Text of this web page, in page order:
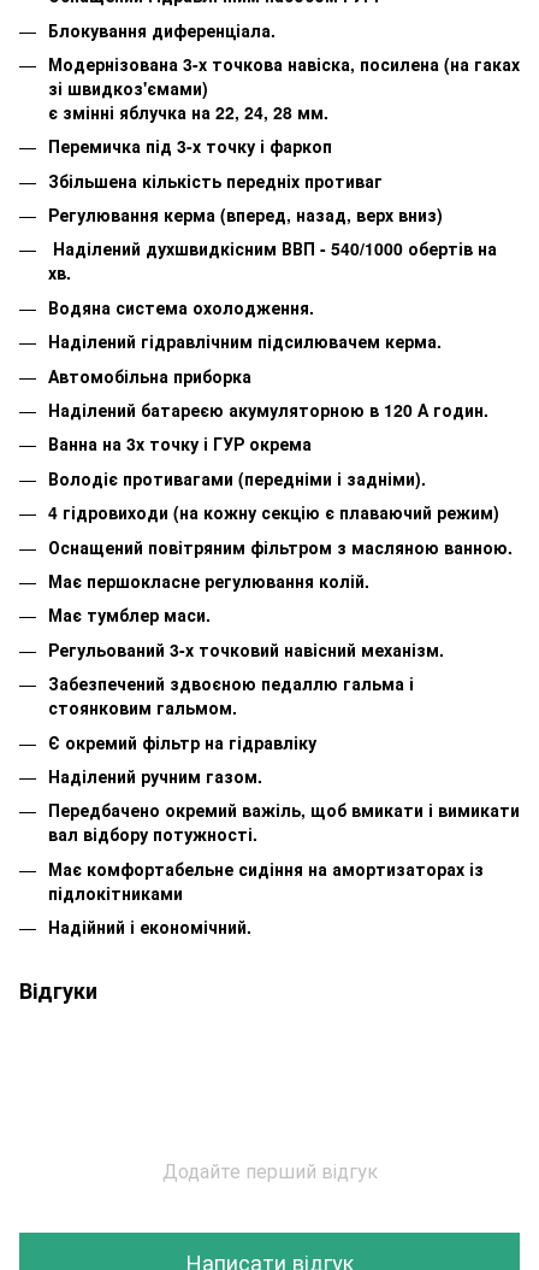
Блокування диференціала.
Модернізована 3-х точкова навіска, посилена (на гаках
зі швидкоз'ємами)
є змінні яблучка на 22, 24, 28 мм.
Перемичка під 3-х точку і фаркоп
Збільшена кількість передніх противаг
Регулювання керма (вперед, назад, верх вниз)
Наділений духшвидкісним ВВП - 540/1000 обертів на
хв.
Водяна система охолодження.
Наділений гідравлічним підсилювачем керма.
Автомобільна приборка
Наділений батареєю акумуляторною в 120 А годин.
Ванна на 3х точку і ГУР окрема
Володіє противагами (передніми і задніми).
4 гідровиходи (на кожну секцію є плаваючий режим)
Оснащений повітряним фільтром з масляною ванною.
Має першокласне регулювання колій.
Має тумблер маси.
Регульований 3-х точковий навісний механізм.
Забезпечений здвоєною педаллю гальма і
стоянковим гальмом.
Є окремий фільтр на гідравліку
Наділений ручним газом.
Передбачено окремий важіль, щоб вмикати і вимикати
вал відбору потужності.
Має комфортабельне сидіння на амортизаторах із
підлокітниками
Надійний і економічний.
Відгуки
Додайте перший відгук
Написати відгук